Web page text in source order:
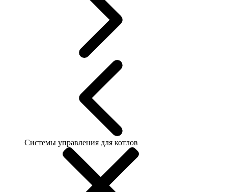
Системы управления для котлов